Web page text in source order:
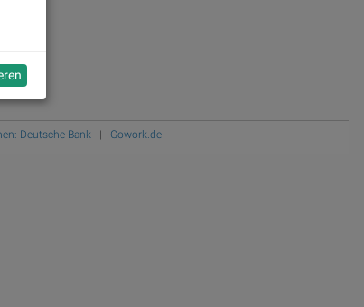
Deutsche Bank| Gowork.de